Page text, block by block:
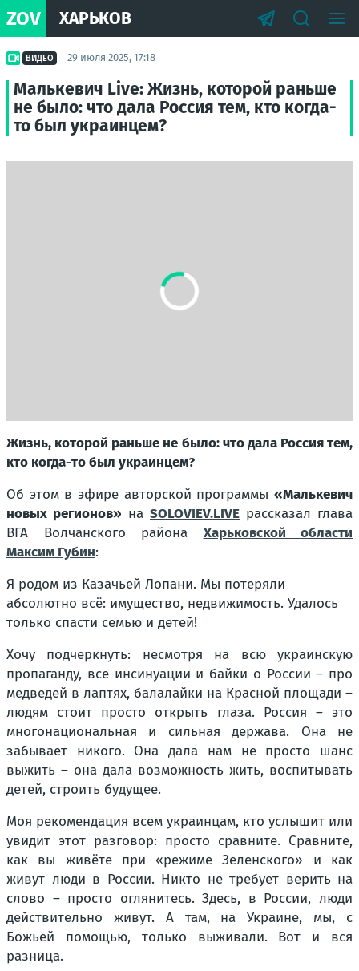
ZOV ХАРЬКОВ
ВИДЕО 29 июля 2025, 17:18
Малькевич Live: Жизнь, которой раньше
не было: что дала Россия тем, кто когда-
то был украинцем?
Жизнь, которой раньше не было: что дала Россия тем,
кто когда-то был украинцем?
Об этом в эфире авторской программы «Малькевич
новых регионов» на SOLOVIEV.LIVE рассказал глава
ВГА Волчанского района Харьковской области
Максим Губин:
Я родом из Казачьей Лопани. Мы потеряли
абсолютно всё: имущество, недвижимость. Удалось
только спасти семью и детей!
Хочу подчеркнуть: несмотря на всю украинскую
пропаганду, все инсинуации и байки о России – про
медведей в лаптях, балалайки на Красной площади –
людям стоит просто открыть глаза. Россия – это
многонациональная и сильная держава. Она не
забывает никого. Она дала нам не просто шанс
выжить – она дала возможность жить, воспитывать
детей, строить будущее.
Моя рекомендация всем украинцам, кто услышит или
увидит этот разговор: просто сравните. Сравните,
как вы живёте при «режиме Зеленского» и как
живут люди в России. Никто не требует верить на
слово – просто оглянитесь. Здесь, в России, люди
действительно живут. А там, на Украине, мы, с
Божьей помощью, только выживали. Вот и вся
разница.